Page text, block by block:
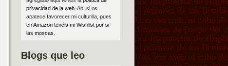
privacidad de la web. Ah, si os
apatece favorecer mi culturilla, pues
en Amazon tenéis mi Wishlist por si
las moscas
Blogs que leo